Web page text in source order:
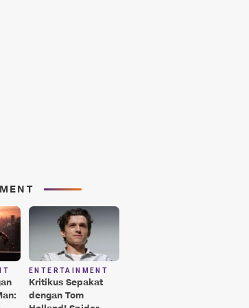
ENTERTAINMENT
Kritikus Sepakat
dengan Tom